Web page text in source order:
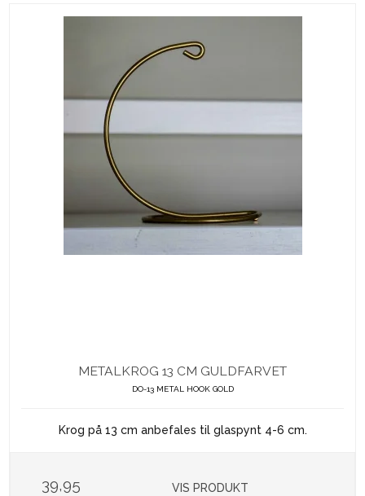
METALKROG 13 CM GULDFARVET
DO-13 METAL HOOK GOLD
Krog på 13 cm anbefales til glaspynt 4-6 cm.
39,95
VIS PRODUKT